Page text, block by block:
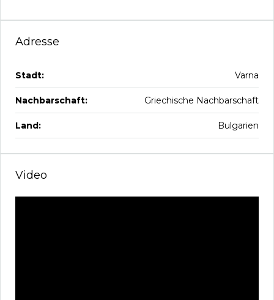
Adresse
Stadt: Varna
Nachbarschaft: Griechische Nachbarschaft
Land: Bulgarien
Video